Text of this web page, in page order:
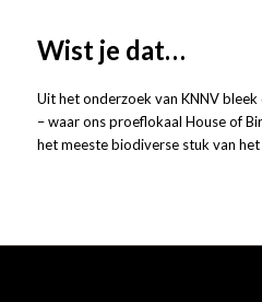
Wist je dat…
Uit het onderzoek van KNNV
– waar ons proeflokaal House of
het meeste biodiverse stuk van